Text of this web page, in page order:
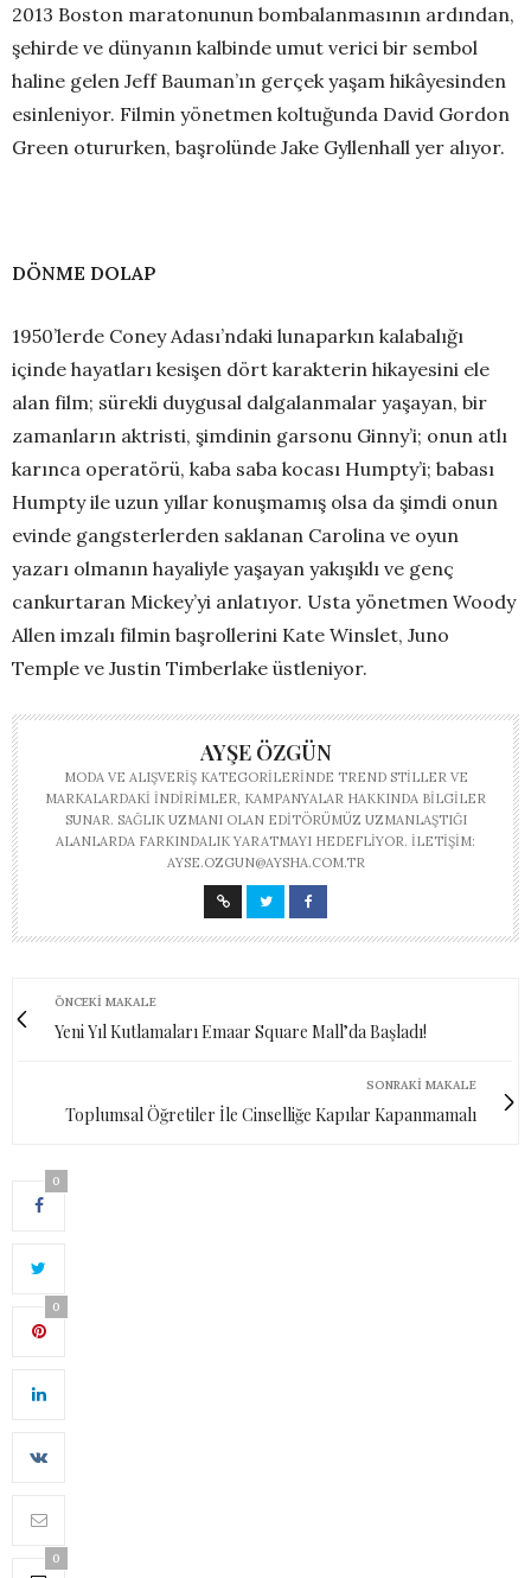
2013 Boston maratonunun bombalanmasının ardından,
şehirde ve dünyanın kalbinde umut verici bir sembol
haline gelen Jeff Bauman’ın gerçek yaşam hikâyesinden
esinleniyor. Filmin yönetmen koltuğunda David Gordon
Green otururken, başrolünde Jake Gyllenhall yer alıyor.
DÖNME DOLAP
1950’lerde Coney Adası’ndaki lunaparkın kalabalığı
içinde hayatları kesişen dört karakterin hikayesini ele
alan film; sürekli duygusal dalgalanmalar yaşayan, bir
zamanların aktristi, şimdinin garsonu Ginny’i; onun atlı
karınca operatörü, kaba saba kocası Humpty’i; babası
Humpty ile uzun yıllar konuşmamış olsa da şimdi onun
evinde gangsterlerden saklanan Carolina ve oyun
yazarı olmanın hayaliyle yaşayan yakışıklı ve genç
cankurtaran Mickey’yi anlatıyor. Usta yönetmen Woody
Allen imzalı filmin başrollerini Kate Winslet, Juno
Temple ve Justin Timberlake üstleniyor.
AYŞE ÖZGÜN
MODA VE ALIŞVERIŞ KATEGORILERINDE TREND STILLER VE
MARKALARDAKI INDIRIMLER, KAMPANYALAR HAKKINDA BILGILER
SUNAR. SAĞLIK UZMANI OLAN EDITÖRÜMÜZ UZMANLAŞTIĞI
ALANLARDA FARKINDALIK YARATMAYI HEDEFLIYOR. İLETIŞIM:
AYSE.OZGUN@AYSHA.COM.TR
ÖNCEKI MAKALE
Yeni Yıl Kutlamaları Emaar Square Mall’da Başladı!
SONRAKI MAKALE
Toplumsal Öğretiler İle Cinselliğe Kapılar Kapanmamalı
0
0
0